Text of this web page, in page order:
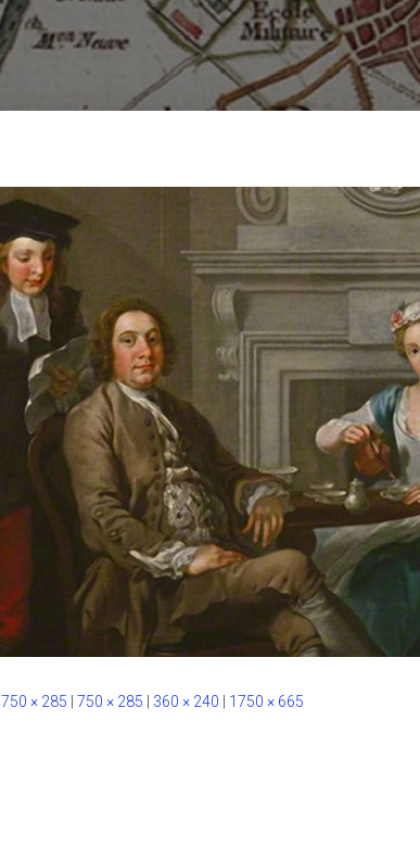
750 × 285 750 × 285 360 × 240 1750 × 665